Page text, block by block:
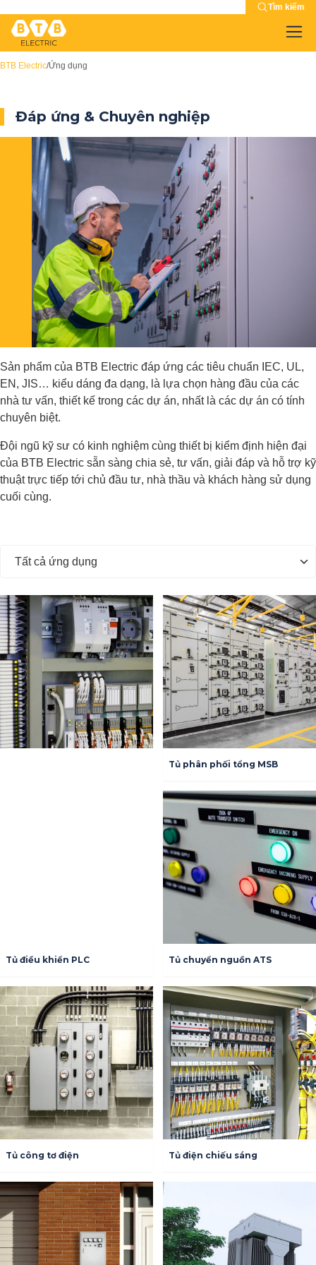
Tìm kiếm
BTB Electric/Ứng dụng
Đáp ứng & Chuyên nghiệp
Sản phẩm của BTB Electric đáp ứng các tiêu chuẩn IEC, UL,
EN, JIS… kiểu dáng đa dạng, là lựa chọn hàng đầu của các
nhà tư vấn, thiết kế trong các dự án, nhất là các dự án có tính
chuyên biệt.
Đội ngũ kỹ sư có kinh nghiệm cùng thiết bị kiểm định hiện đại
của BTB Electric sẵn sàng chia sẻ, tư vấn, giải đáp và hỗ trợ kỹ
thuật trực tiếp tới chủ đầu tư, nhà thầu và khách hàng sử dụng
cuối cùng.
Tủ điều khiển PLC
Tủ phân phối tổng MSB
Tủ chuyển nguồn ATS
Tủ công tơ điện Tủ điện chiếu sáng